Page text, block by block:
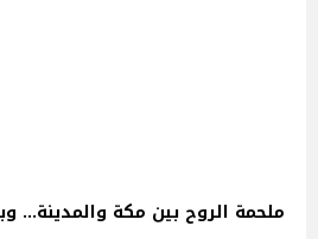
ملحمة الروح بين مكة والمدينة…